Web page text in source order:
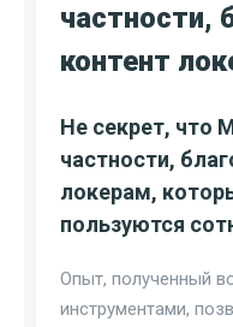
частности,
контент
Не секрет, что
частности,
локерам,
пользуются
Опыт, полученный
инструментами,